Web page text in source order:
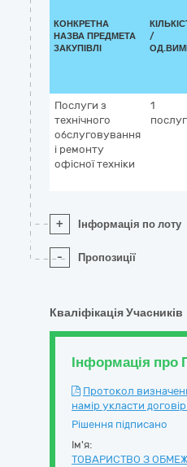
КОНКРЕТНА
НАЗВА ПРЕДМЕТА
ЗАКУПІВЛІ
/
Послуги з
технічного
обслуговування
і ремонту
офісної техніки
1
+ Інформація по лоту
- Пропозиції
Кваліфікація Учасників
Інформація про
Протокол
намір укласти
Рішення підписано
Ім'я:
ТОВАРИСТВО З